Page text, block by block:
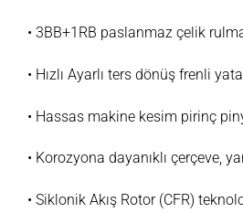
• 3BB+1RB paslanmaz çelik
• Hızlı Ayarlı ters dönüş frenli
• Hassas makine kesim pirinç
• Korozyona dayanıklı çerçeve,
• Siklonik Akış Rotor (CFR)